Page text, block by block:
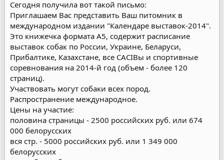
Сегодня получила вот такой письмо:
Приглашаем Вас представить Ваш питомник в
международном издании "Календаре выставок-2014".
Это книжечка формата А5, содержит расписание
выставок собак по России, Украине, Беларуси,
Прибалтике, Казахстане, все CACIBы и спортивные
соревнования на 2014-й год (объем - более 120
страниц).
Участвовать могут собаки всех пород.
Распространение международное.
Цены на участие:
половина страницы - 2500 российских руб. или 674
000 белорусских
вся стр. - 5000 российских руб. или 1 349 000
белорусских